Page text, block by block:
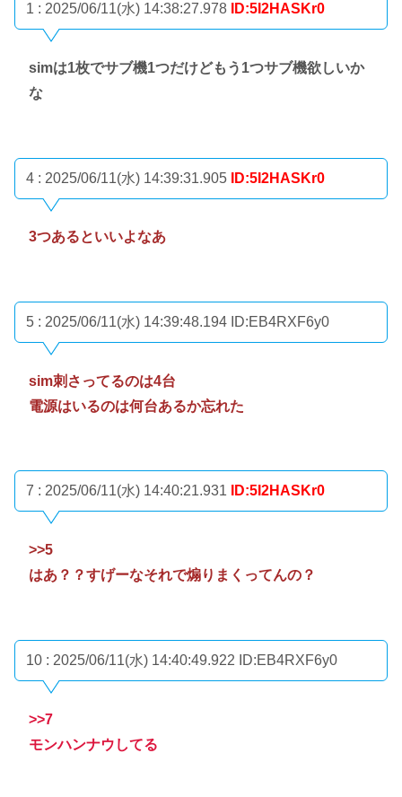
1 : 2025/06/11(水) 14:38:27.978 ID:5I2HASKr0
simは1枚でサブ機1つだけどもう1つサブ機欲しいか
な
4 : 2025/06/11(水) 14:39:31.905 ID:5I2HASKr0
3つあるといいよなあ
5 : 2025/06/11(水) 14:39:48.194 ID:EB4RXF6y0
sim刺さってるのは4台
電源はいるのは何台あるか忘れた
7 : 2025/06/11(水) 14:40:21.931 ID:5I2HASKr0
>>5
はあ？？すげーなそれで煽りまくってんの？
10 : 2025/06/11(水) 14:40:49.922 ID:EB4RXF6y0
>>7
モンハンナウしてる